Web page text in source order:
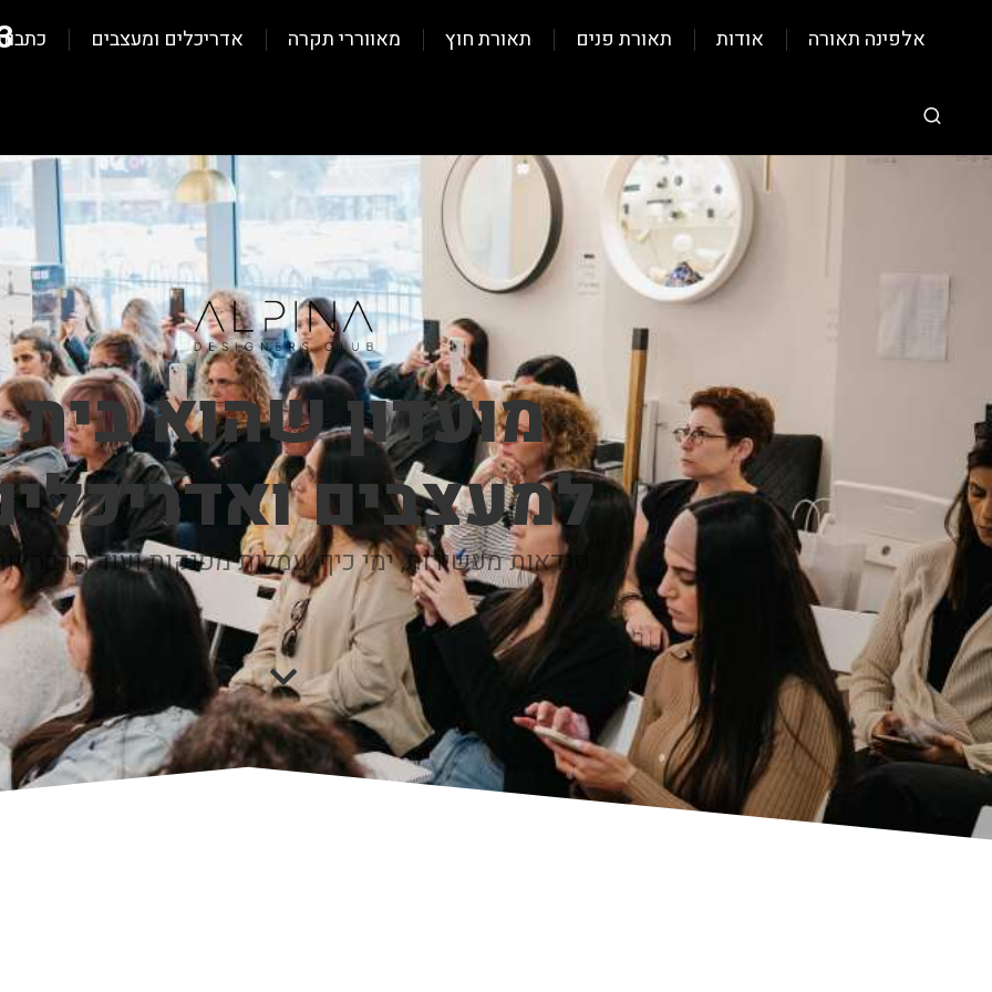
אלפינה תאורה אודות תאורת פנים תאורת חוץ מאווררי תקרה אדריכלים ומעצבים
מועדון שהוא בית
למעצבים
סנדאות מעשירות, ימי כיף, עמלות מפנקות ועוד הרבה